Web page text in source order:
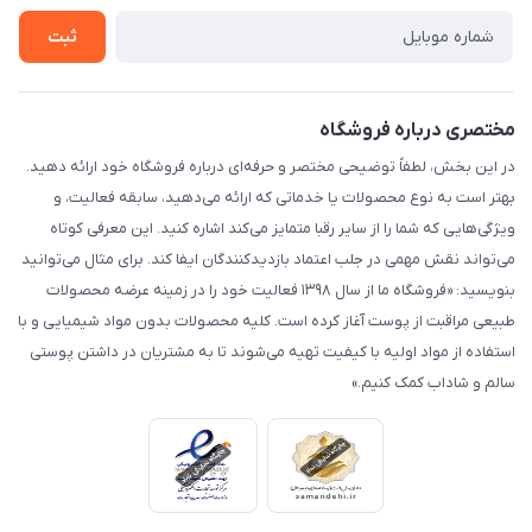
ثبت
مختصری درباره فروشگاه
در این بخش، لطفاً توضیحی مختصر و حرفه‌ای درباره فروشگاه خود ارائه دهید.
بهتر است به نوع محصولات یا خدماتی که ارائه می‌دهید، سابقه فعالیت، و
ویژگی‌هایی که شما را از سایر رقبا متمایز می‌کند اشاره کنید. این معرفی کوتاه
می‌تواند نقش مهمی در جلب اعتماد بازدیدکنندگان ایفا کند. برای مثال می‌توانید
بنویسید: «فروشگاه ما از سال ۱۳۹۸ فعالیت خود را در زمینه عرضه محصولات
طبیعی مراقبت از پوست آغاز کرده است. کلیه محصولات بدون مواد شیمیایی و با
استفاده از مواد اولیه با کیفیت تهیه می‌شوند تا به مشتریان در داشتن پوستی
سالم و شاداب کمک کنیم.»